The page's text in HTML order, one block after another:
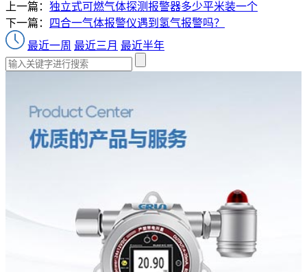
上一篇： 独立式可燃气体探测报警器多少平米装一个
下一篇：
四合一气体报警仪遇到氢气报警吗？
最近一周 最近三月 最近半年